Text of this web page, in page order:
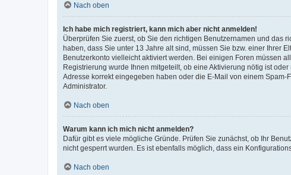
Nach oben
Ich habe mich registriert, kann mich aber nicht anmelden!
Überprüfen Sie zuerst, ob Sie den richtigen Benutzernamen und das
haben, dass Sie unter 13 Jahre alt sind, müssen Sie bzw. einer Ihrer
Benutzerkonto vielleicht aktiviert werden. Bei einigen Foren müssen
Registrierung wurde Ihnen mitgeteilt, ob eine Aktivierung nötig ist
Adresse korrekt eingegeben haben oder die E-Mail von einem
Administrator.
Nach oben
Warum kann ich mich nicht anmelden?
Dafür gibt es viele mögliche Gründe. Prüfen Sie zunächst, ob Ihr
nicht gesperrt wurden. Es ist ebenfalls möglich, dass ein
Nach oben